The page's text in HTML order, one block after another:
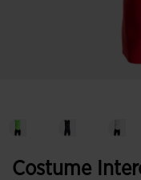
Costume